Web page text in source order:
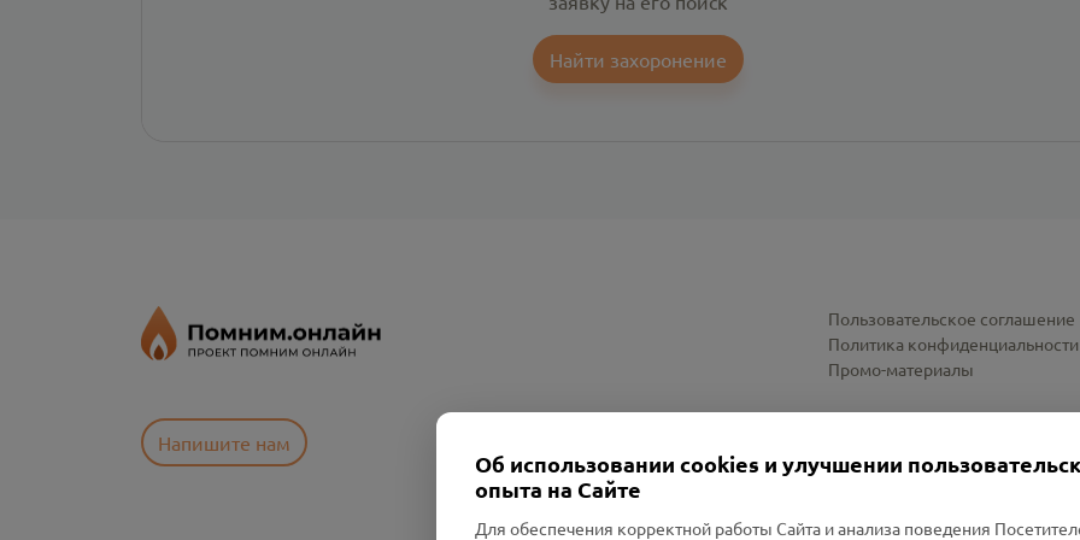
Найти захоронение
Напишите нам
Пользовательское соглашение
Политика конфиденциальности
Промо-материалы
Об использовании cookies и улучшении
опыта на Сайте
Для обеспечения корректной работы Сайта и анализа поведения